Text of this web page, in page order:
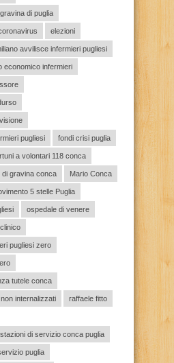
di puglia
elezioni
avvilisce infermieri pugliesi
economico infermieri
pugliesi fondi crisi puglia
a volontari 118 conca
di gravina conca Mario Conca
5 stelle Puglia
ospedale di venere
pugliesi zero
tutele conca
internalizzati raffaele fitto
di servizio conca puglia
puglia